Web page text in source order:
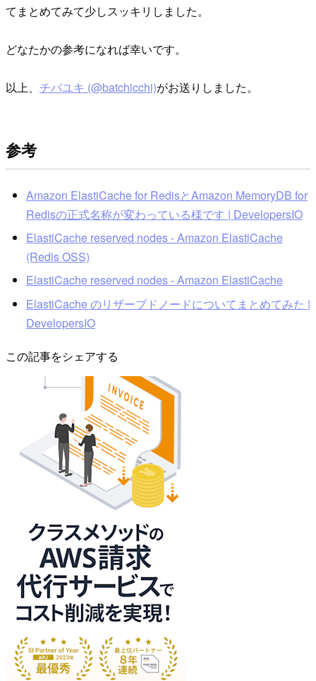
てまとめてみて少しスッキリしました。
どなたかの参考になれば幸いです。
以上、 チバユキ (@batchicchi)がお送りしました。
参考
Amazon ElastiCache for RedisとAmazon MemoryDB for
Redisの正式名称が変わっている様です | DevelopersIO
ElastiCache reserved nodes - Amazon ElastiCache
(Redis OSS)
ElastiCache reserved nodes - Amazon ElastiCache
ElastiCache のリザーブドノードについてまとめてみた |
DevelopersIO
この記事をシェアする